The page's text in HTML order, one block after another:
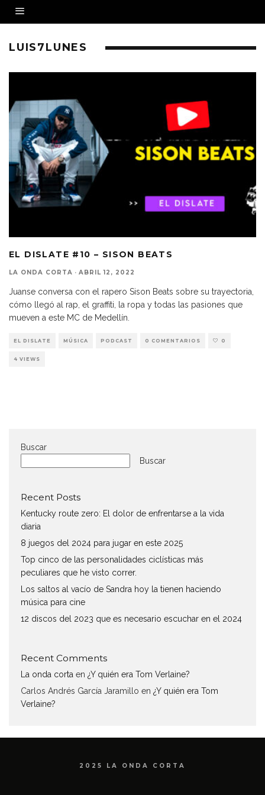
LUIS7LUNES
EL DISLATE #10 – SISON BEATS
LA ONDA CORTA · ABRIL 12, 2022
Juanse conversa con el rapero Sison Beats sobre su trayectoria,
cómo llegó al rap, el graffiti, la ropa y todas las pasiones que
mueven a este MC de Medellín.
EL DISLATE MÚSICA PODCAST 0 COMENTARIOS 0
4 VIEWS
Buscar
Buscar
Recent Posts
Kentucky route zero: El dolor de enfrentarse a la vida
diaria
8 juegos del 2024 para jugar en este 2025
Top cinco de las personalidades ciclísticas más
peculiares que he visto correr.
Los saltos al vacío de Sandra hoy la tienen haciendo
música para cine
12 discos del 2023 que es necesario escuchar en el 2024
Recent Comments
La onda corta en ¿Y quién era Tom Verlaine?
Carlos Andrés García Jaramillo en ¿Y quién era Tom
Verlaine?
2025 LA ONDA CORTA